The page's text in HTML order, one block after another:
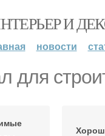
И
новости
для